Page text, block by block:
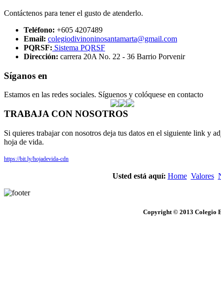
Contáctenos para tener el gusto de atenderlo.
Teléfono: +605 4207489
Email: colegiodivinoninosantamarta@gmail.com
PQRSF: Sistema PQRSF
Dirección: carrera 20A No. 22 - 36 Barrio Porvenir
Síganos en
Estamos en las redes sociales. Síguenos y colóquese en contacto
TRABAJA CON NOSOTROS
Si quieres trabajar con nosotros deja tus datos en el siguiente link y
hoja de vida.
https://bit.ly/hojadevida-cdn
Usted está aquí: Home Valores
Copyright © 2013 Colegio